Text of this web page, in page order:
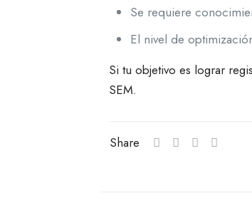
Se requiere
El nivel de
Si tu objetivo es lograr
SEM.
Share